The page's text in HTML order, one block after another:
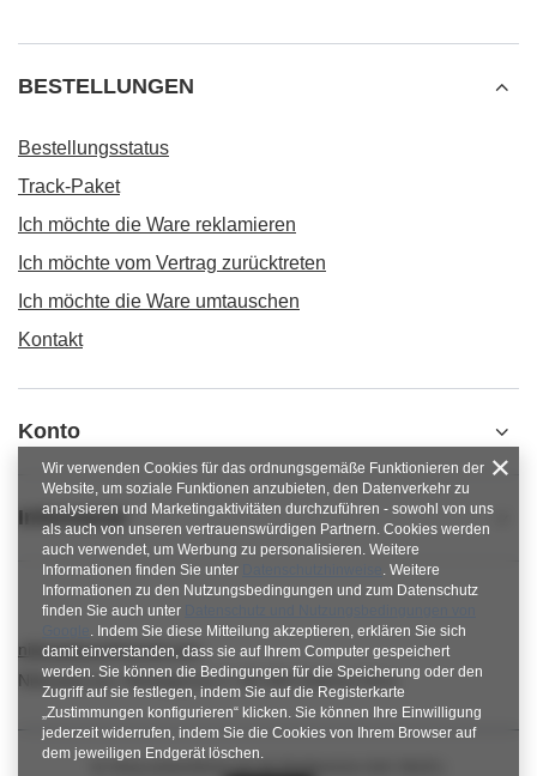
BESTELLUNGEN
Bestellungsstatus
Track-Paket
Ich möchte die Ware reklamieren
Ich möchte vom Vertrag zurücktreten
Ich möchte die Ware umtauschen
Kontakt
Konto
Informacje
nitkowelove@gmail.com
NitkoweLove,Ekologiczna 2,65-364 Zielona Góra
Wir verwenden Cookies für das ordnungsgemäße Funktionieren der
Website, um soziale Funktionen anzubieten, den Datenverkehr zu
analysieren und Marketingaktivitäten durchzuführen - sowohl von uns
als auch von unseren vertrauenswürdigen Partnern. Cookies werden
auch verwendet, um Werbung zu personalisieren. Weitere
Informationen finden Sie unter
. Weitere
Informationen zu den Nutzungsbedingungen und zum Datenschutz
finden Sie auch unter
. Indem Sie diese Mitteilung akzeptieren, erklären Sie sich
damit einverstanden, dass sie auf Ihrem Computer gespeichert
werden. Sie können die Bedingungen für die Speicherung oder den
Zugriff auf sie festlegen, indem Sie auf die Registerkarte
„Zustimmungen konfigurieren“ klicken. Sie können Ihre Einwilligung
jederzeit widerrufen, indem Sie die Cookies von Ihrem Browser auf
dem jeweiligen Endgerät löschen.